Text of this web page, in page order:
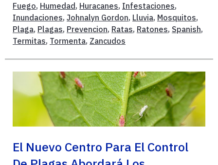
Fuego, Humedad, Huracanes, Infestaciones,
Inundaciones, Johnalyn Gordon, Lluvia, Mosquitos,
Plaga, Plagas, Prevencion, Ratas, Ratones, Spanish,
Termitas, Tormenta, Zancudos
El Nuevo Centro Para El Control